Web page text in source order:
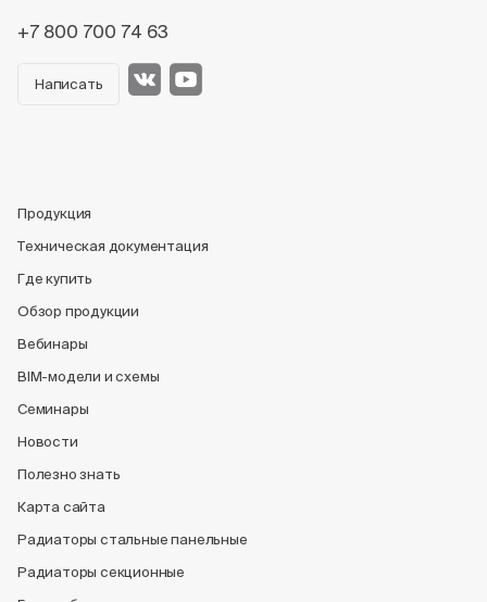
+7 800 700 74 63
Написать
Продукция
Техническая документация
Где купить
Обзор продукции
Вебинары
BIM-модели и схемы
Семинары
Новости
Полезно знать
Карта сайта
Радиаторы стальные панельные
Радиаторы секционные